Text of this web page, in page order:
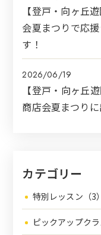
【登戸・向ヶ丘
会夏まつりで応
す！
2026/06/19
【登戸・向ヶ丘
商店会夏まつりに
カテゴリー
特別レッスン（3）
ピックアップクラ